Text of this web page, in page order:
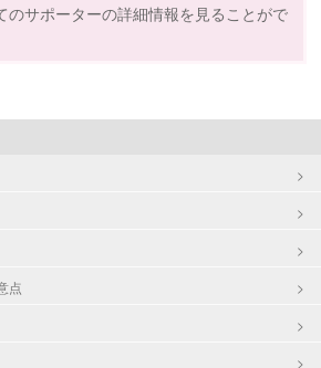
のサポーターの詳細情報を見ることがで
点